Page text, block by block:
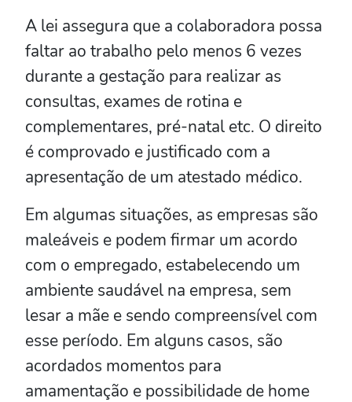
A lei assegura que a colaboradora possa
faltar ao trabalho pelo menos 6 vezes
durante a gestação para realizar as
consultas, exames de rotina e
complementares, pré-natal etc. O direito
é comprovado e justificado com a
apresentação de um atestado médico.
Em algumas situações, as empresas são
maleáveis e podem firmar um acordo
com o empregado, estabelecendo um
ambiente saudável na empresa, sem
lesar a mãe e sendo compreensível com
esse período. Em alguns casos, são
acordados momentos para
amamentação e possibilidade de home